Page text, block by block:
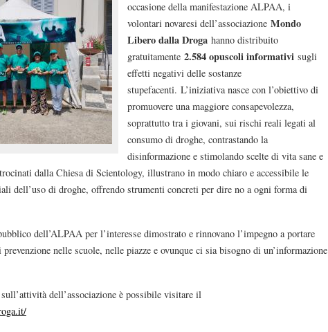
occasione della manifestazione ALPAA, i
volontari novaresi dell’associazione Mondo
Libero dalla Droga hanno distribuito
gratuitamente 2.584 opuscoli informativi sugli
effetti negativi delle sostanze
stupefacenti. L’iniziativa nasce con l’obiettivo di
promuovere una maggiore consapevolezza,
soprattutto tra i giovani, sui rischi reali legati al
consumo di droghe, contrastando la
disinformazione e stimolando scelte di vita sane e
dalla Chiesa di Scientology, illustrano in modo chiaro e accessibile le
dell’uso di droghe, offrendo strumenti concreti per dire no a ogni forma di
dell’ALPAA per l’interesse dimostrato e rinnovano l’impegno a portare
prevenzione nelle scuole, nelle piazze e ovunque ci sia bisogno di un’informazione
dell’associazione è possibile visitare il